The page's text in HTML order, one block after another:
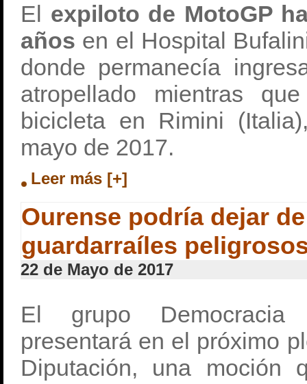
El expiloto de MotoGP
años en el Hospital
donde permanecía
atropellado mientras
bicicleta en Rimini
mayo de 2017.
Leer más [+]
Ourense podría dejar
guardarraíles
22 de Mayo de 2017
El grupo Democracia
presentará en el próximo
Diputación, una moción